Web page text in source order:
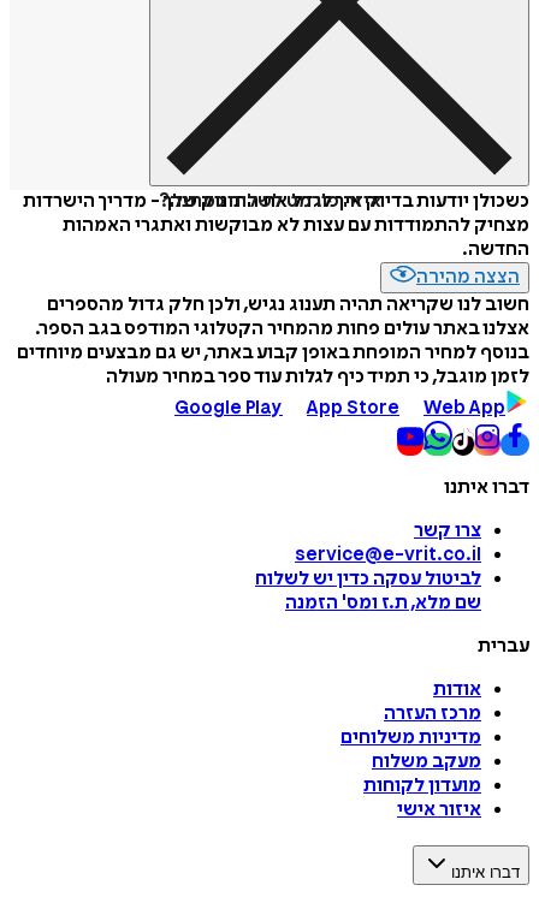
איזה פורמט לשלוח כמתנה?
כשכולן יודעות בדיוק איך לגדל את התינוק שלך - מדריך הישרדות
מצחיק להתמודדות עם עצות לא מבוקשות ואתגרי האמהות
החדשה.
הצצה מהירה
חשוב לנו שקריאה תהיה תענוג נגיש, ולכן חלק גדול מהספרים
אצלנו באתר עולים פחות מהמחיר הקטלוגי המודפס בגב הספר.
בנוסף למחיר המופחת באופן קבוע באתר, יש גם מבצעים מיוחדים
לזמן מוגבל, כי תמיד כיף לגלות עוד ספר במחיר מעולה
Google Play
App Store Web App
דברו איתנו
צרו קשר
service@e-vrit.co.il
לביטול עסקה כדין יש לשלוח
שם מלא, ת.ז ומס' הזמנה
עברית
אודות
מרכז העזרה
מדיניות משלוחים
מעקב משלוח
מועדון לקוחות
איזור אישי
דברו איתנו